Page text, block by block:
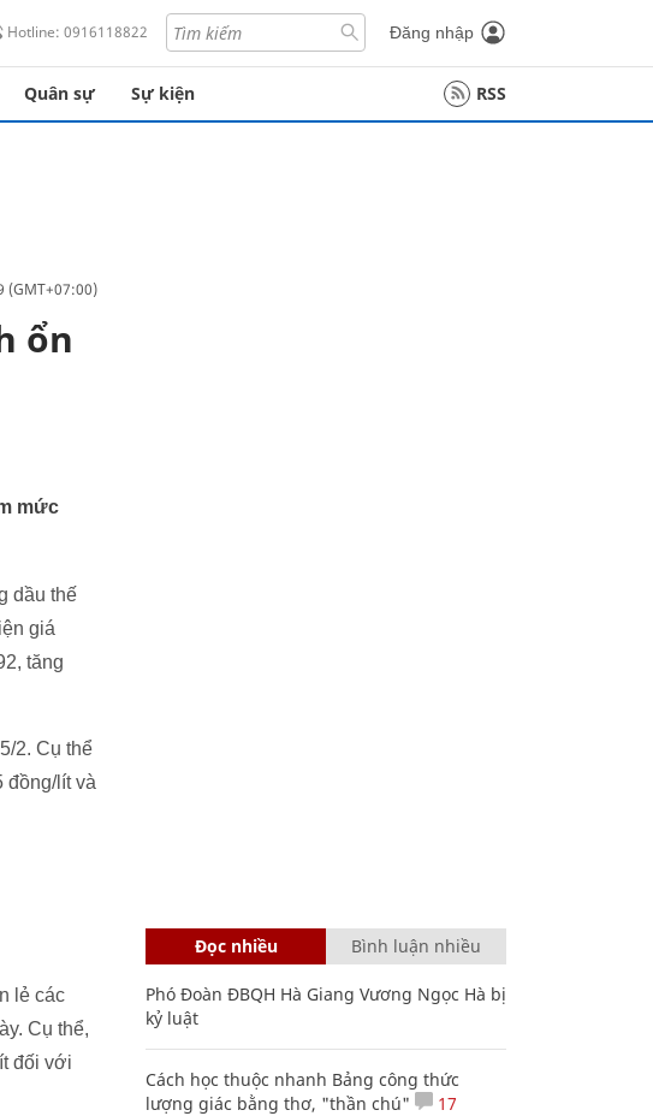
Hotline: 0916118822 Đăng nhập
Quân sự Sự kiện RSS
ổn
mức
dầu thế
giá
tăng
2. Cụ thể
đồng/lít và
lẻ các
Cụ thể,
đối với
Đọc nhiều Bình luận nhiều
Phó Đoàn ĐBQH Hà Giang Vương Ngọc Hà bị
kỷ luật
Cách học thuộc nhanh Bảng công thức
lượng giác bằng thơ, "thần chú"
17